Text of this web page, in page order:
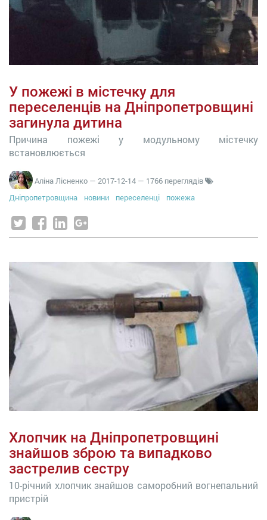
У пожежі в містечку для
переселенців на Дніпропетровщині
загинула дитина
Причина пожежі у модульному містечку
встановлюється
Аліна Лісненко — 2017-12-14 — 1766 переглядів
Дніпропетровщина
новини переселенці пожежа
Хлопчик на Дніпропетровщині
знайшов зброю та випадково
застрелив сестру
10-річний хлопчик знайшов саморобний вогнепальний
пристрій